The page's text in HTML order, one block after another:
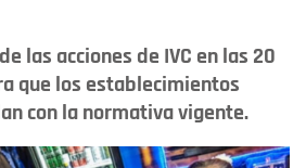
las acciones de IVC en las 20
que los establecimientos
con la normativa vigente.